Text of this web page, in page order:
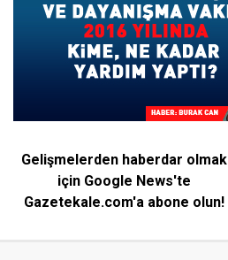
Gelişmelerden haberdar olmak
için Google News'te
Gazetekale.com'a abone olun!